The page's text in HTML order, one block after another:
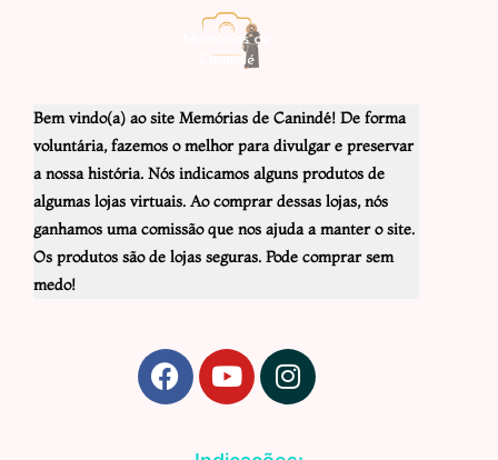
Bem vindo(a) ao site Memórias de Canindé! De forma
voluntária, fazemos o melhor para divulgar e preservar
a nossa história. Nós indicamos alguns produtos de
algumas lojas virtuais. Ao comprar dessas lojas, nós
ganhamos uma comissão que nos ajuda a manter o site.
Os produtos são de lojas seguras. Pode comprar sem
medo!
F
a
Y
o
t
I
n